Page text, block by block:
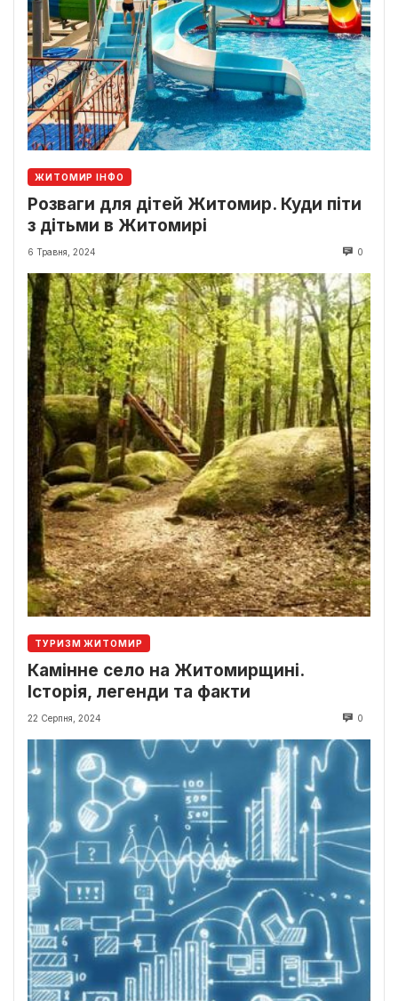
ЖИТОМИР ІНФО
Розваги для дітей Житомир. Куди піти
з дітьми в Житомирі
6 Травня, 2024 0
ТУРИЗМ ЖИТОМИР
Камінне село на Житомирщині.
Історія, легенди та факти
22 Серпня, 2024 0